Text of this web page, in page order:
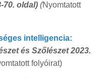
70. oldal)(Nyomtatott
intelligencia:
és Szőlészet 2023.
folyóirat)